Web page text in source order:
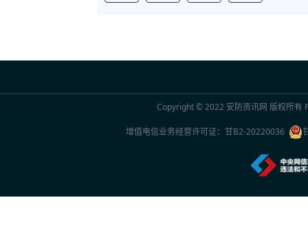
Copyright © 2022 安防资讯网 版权所有
增值电信业务经营许可证： 甘B2-20220036